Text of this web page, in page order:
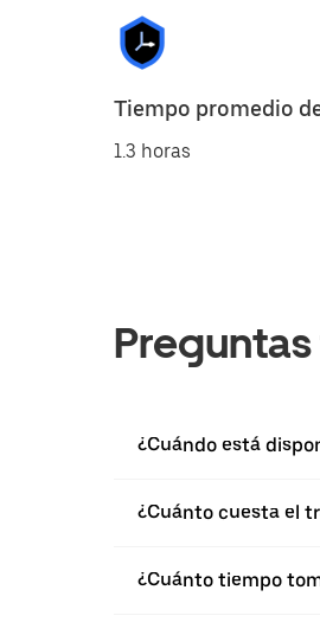
Tiempo promedio
1.3 horas
¿Cuándo está
¿Cuánto cuesta el
¿Cuánto tiempo